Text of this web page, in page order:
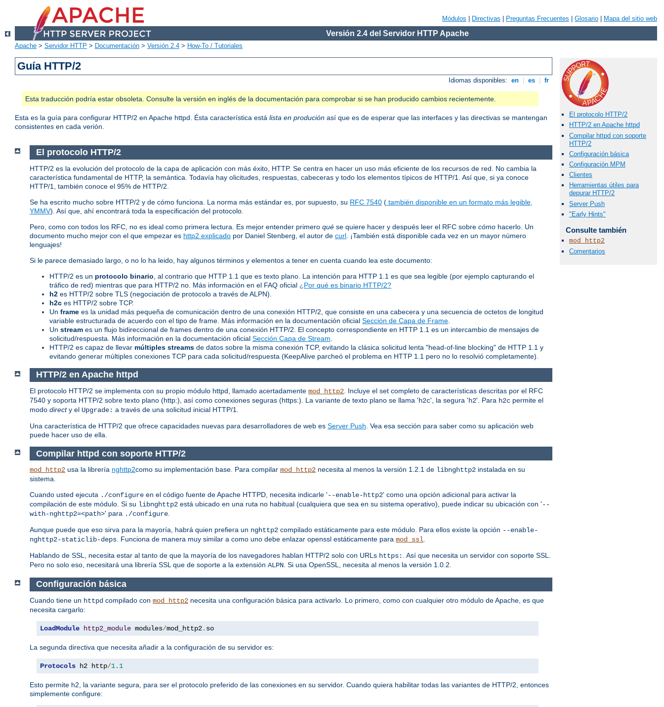
Módulos Directivas Preguntas Frecuentes Glosario Mapa del sitio web
Versión 2.4 del Servidor HTTP Apache
Apache > Servidor HTTP > Documentación > Versión 2.4 > How-To / Tutoriales
Guía HTTP/2
Idiomas disponibles: en es fr
Esta traducción podría estar obsoleta. Consulte la versión en inglés de la documentación para comprobar si se han producido cambios recientemente.
Esta es la guía para configurar HTTP/2 en Apache httpd. Ésta característica está lista en produción así que es de esperar que las interfaces y las directivas se mantengan
consistentes en cada verión.
El protocolo HTTP/2
HTTP/2 en Apache httpd
Compilar httpd con soporte
HTTP/2
Configuración básica
Configuración MPM
Clientes
Herramientas útiles para
depurar HTTP/2
Server Push
"Early Hints"
Consulte también
mod_http2
Comentarios
El protocolo HTTP/2
HTTP/2 es la evolución del protocolo de la capa de aplicación con más éxito, HTTP. Se centra en hacer un uso más eficiente de los recursos de red. No cambia la
característica fundamental de HTTP, la semántica. Todavía hay olicitudes, respuestas, cabeceras y todo los elementos típicos de HTTP/1. Así que, si ya conoce
HTTP/1, también conoce el 95% de HTTP/2.
Se ha escrito mucho sobre HTTP/2 y de cómo funciona. La norma más estándar es, por supuesto, su RFC 7540 ( también disponible en un formato más legible,
YMMV). Así que, ahí encontrará toda la especificación del protocolo.
Pero, como con todos los RFC, no es ideal como primera lectura. Es mejor entender primero qué se quiere hacer y después leer el RFC sobre cómo hacerlo. Un
documento mucho mejor con el que empezar es http2 explicado por Daniel Stenberg, el autor de curl . ¡También está disponible cada vez en un mayor número
lenguajes!
Si le parece demasiado largo, o no lo ha leido, hay algunos términos y elementos a tener en cuenta cuando lea este documento:
HTTP/2 es un protocolo binario , al contrario que HTTP 1.1 que es texto plano. La intención para HTTP 1.1 es que sea legible (por ejemplo capturando el
tráfico de red) mientras que para HTTP/2 no. Más información en el FAQ oficial ¿Por qué es binario HTTP/2?
h2 es HTTP/2 sobre TLS (negociación de protocolo a través de ALPN).
h2c es HTTP/2 sobre TCP.
Un frame es la unidad más pequeña de comunicación dentro de una conexión HTTP/2, que consiste en una cabecera y una secuencia de octetos de longitud
variable estructurada de acuerdo con el tipo de frame. Más información en la documentación oficial Sección de Capa de Frame
Un stream es un flujo bidireccional de frames dentro de una conexión HTTP/2. El concepto correspondiente en HTTP 1.1 es un intercambio de mensajes de
solicitud/respuesta. Más información en la documentación oficial Sección Capa de Stream
HTTP/2 es capaz de llevar múltiples streams de datos sobre la misma conexión TCP, evitando la clásica solicitud lenta "head-of-line blocking" de HTTP 1.1 y
evitando generar múltiples conexiones TCP para cada solicitud/respuesta (KeepAlive parcheó el problema en HTTP 1.1 pero no lo resolvió completamente).
HTTP/2 en Apache httpd
El protocolo HTTP/2 se implementa con su propio módulo httpd, llamado acertadamente mod_http2 . Incluye el set completo de características descritas por el RFC
7540 y soporta HTTP/2 sobre texto plano (http:), así como conexiones seguras (https:). La variante de texto plano se llama 'h2c', la segura 'h2'. Para h2c permite el
modo directy el Upgrade: a través de una solicitud inicial HTTP/1.
Una característica de HTTP/2 que ofrece capacidades nuevas para desarrolladores de web es Server Push . Vea esa sección para saber como su aplicación web
puede hacer uso de ella.
Compilar httpd con soporte HTTP/2
mod_http2 usa la librería nghttp2como su implementación base. Para compilar mod_http2 necesita al menos la versión 1.2.1 de libnghttp2 instalada en su
sistema.
Cuando usted ejecuta ./configure en el código fuente de Apache HTTPD, necesita indicarle '--enable-http2' como una opción adicional para activar la
compilación de este módulo. Si su libnghttp2 está ubicado en una ruta no habitual (cualquiera que sea en su sistema operativo), puede indicar su ubicación con '--
with-nghttp2=<path>' para ./configure.
Aunque puede que eso sirva para la mayoría, habrá quien prefiera un nghttp2 compilado estáticamente para este módulo. Para ellos existe la opción --enable-
nghttp2-staticlib-deps. Funciona de manera muy similar a como uno debe enlazar openssl estáticamente para mod_ssl.
Hablando de SSL, necesita estar al tanto de que la mayoría de los navegadores hablan HTTP/2 solo con URLs https: . Así que necesita un servidor con soporte SSL.
Pero no solo eso, necesitará una librería SSL que de soporte a la extensión ALPN. Si usa OpenSSL, necesita al menos la versión 1.0.2.
Configuración básica
Cuando tiene un httpd compilado con mod_http2 necesita una configuración básica para activarlo. Lo primero, como con cualquier otro módulo de Apache, es que
necesita cargarlo:
LoadModule http2_module modules/mod_http2. so
La segunda directiva que necesita añadir a la configuración de su servidor es:
Protocols h2 http/1.1
Esto permite h2, la variante segura, para ser el protocolo preferido de las conexiones en su servidor. Cuando quiera habilitar todas las variantes de HTTP/2, entonces
simplemente configure: